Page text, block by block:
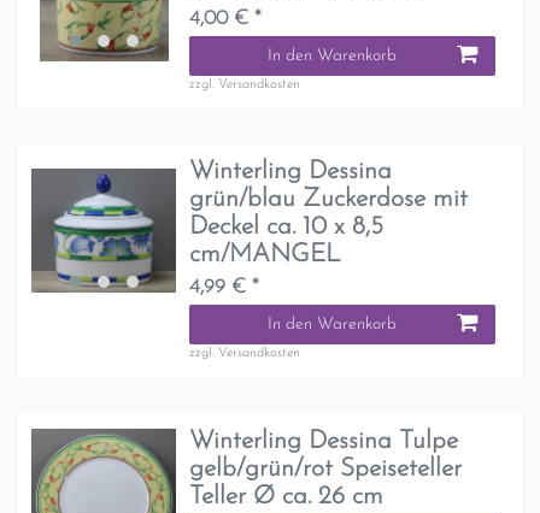
4,00 € *
In den Warenkorb
zzgl. Versandkosten
Winterling Dessina
grün/blau Zuckerdose mit
Deckel ca. 10 x 8,5
cm/MANGEL
4,99 € *
In den Warenkorb
zzgl. Versandkosten
Winterling Dessina Tulpe
gelb/grün/rot Speiseteller
Teller Ø ca. 26 cm